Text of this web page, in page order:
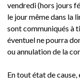
vendredi (hors jours
le jour même dans la
sont communiqués à
éventuel ne pourra
ou annulation de la
En tout état de